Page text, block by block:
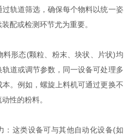
轨道筛选，确保每个物料以统一姿
配或检测环节尤为重要。
形态(颗粒、粉末、块状、片状)均
道或调节参数，同一设备可处理多
。例如，螺旋上料机可通过更换不
性的粉料。
这类设备可与其他自动化设备(如